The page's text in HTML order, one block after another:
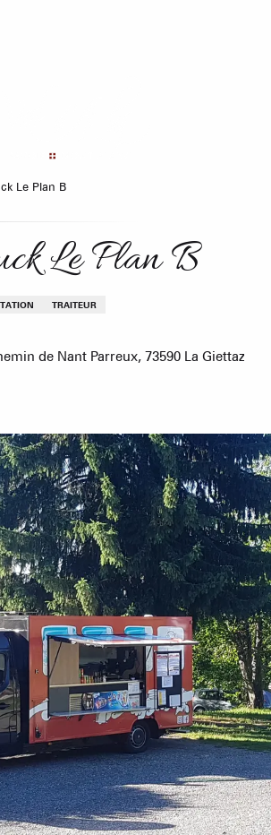
Le Plan B
Le Plan B
TRAITEUR
de Nant Parreux, 73590 La Giettaz